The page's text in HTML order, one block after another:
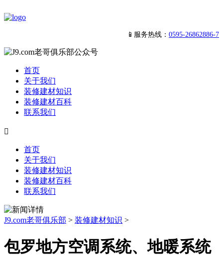
📱服务热线： 0595-26862886-7
首页
关于我们
装修建材知识
装修建材百科
联系我们

首页
关于我们
装修建材知识
装修建材百科
联系我们
J9.com老哥俱乐部 > 装修建材知识 >
包罗地方空调系统、地暖系统